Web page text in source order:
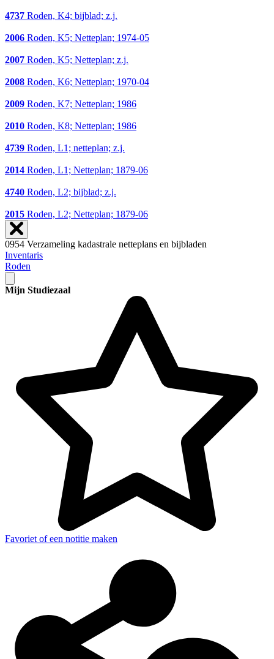
4737 Roden, K4; bijblad; z.j.
2006 Roden, K5; Netteplan; 1974-05
2007 Roden, K5; Netteplan; z.j.
2008 Roden, K6; Netteplan; 1970-04
2009 Roden, K7; Netteplan; 1986
2010 Roden, K8; Netteplan; 1986
4739 Roden, L1; netteplan; z.j.
2014 Roden, L1; Netteplan; 1879-06
4740 Roden, L2; bijblad; z.j.
2015 Roden, L2; Netteplan; 1879-06
0954 Verzameling kadastrale netteplans en bijbladen
Inventaris
Roden
Mijn Studiezaal
Favoriet of een notitie maken